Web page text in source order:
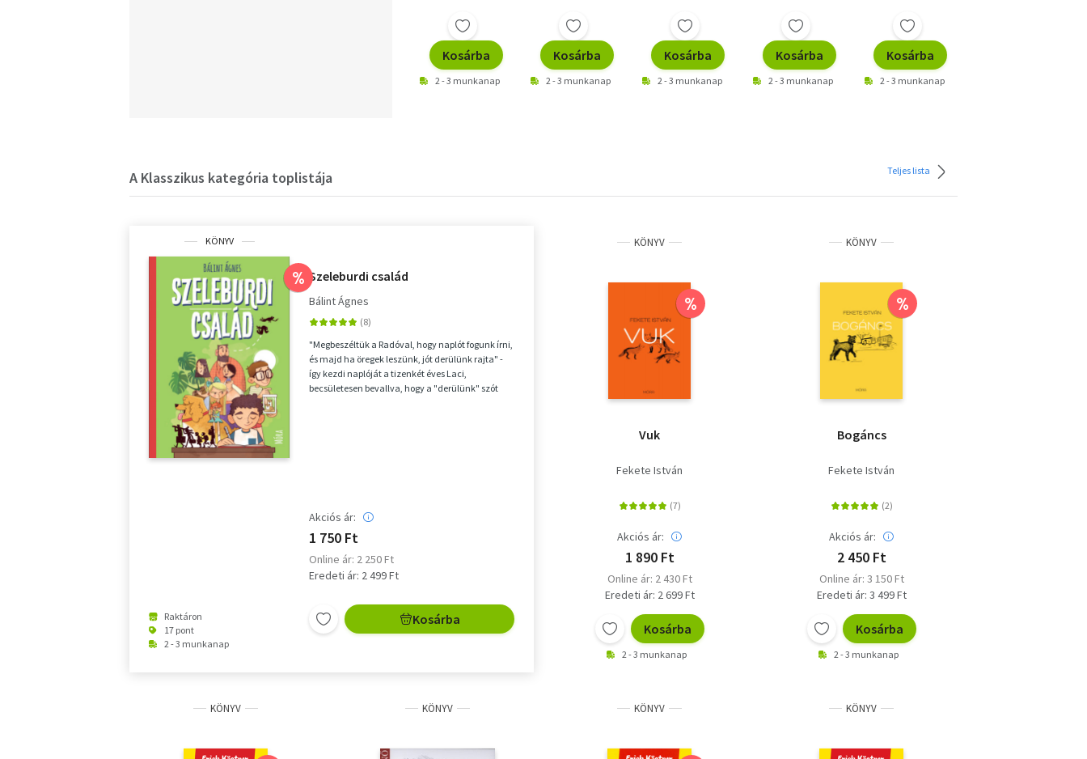
Kosárba
2 - 3 munkanap
Kosárba
2 - 3 munkanap
Kosárba
2 - 3 munkanap
Kosárba
2 - 3 munkanap
Kosárba
2 - 3 munkanap
A Klasszikus kategória toplistája Teljes lista
KÖNYV
%
Raktáron
17 pont
2 - 3 munkanap
Szeleburdi család
Bálint Ágnes
"Megbeszéltük a Radóval, hogy naplót fogunk írni,
és majd ha öregek leszünk, jót derülünk rajta" -
így kezdi naplóját a tizenkét éves Laci,
becsületesen bevallva, hogy a "derülünk" szót
Akciós ár:
1 750 Ft
Online ár: 2 250 Ft
Eredeti ár: 2 499 Ft
Kosárba
KÖNYV
%
Vuk
Fekete István
Akciós ár:
1 890 Ft
Online ár: 2 430 Ft
Eredeti ár: 2 699 Ft
Kosárba
2 - 3 munkanap
KÖNYV
%
Bogáncs
Fekete István
Akciós ár:
2 450 Ft
Online ár: 3 150 Ft
Eredeti ár: 3 499 Ft
Kosárba
2 - 3 munkanap
KÖNYV KÖNYV KÖNYV KÖNYV